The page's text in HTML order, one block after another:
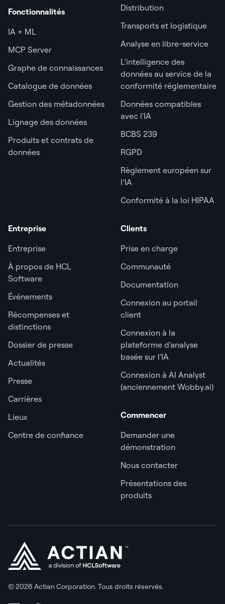
Fonctionnalités
IA + ML
MCP Server
Graphe de connaissances
Catalogue de données
Gestion des métadonnées
Lignage des données
Produits et contrats de
données
Distribution
Transports et logistique
Analyse en libre-service
L'intelligence des
données au service de la
conformité réglementaire
Données compatibles
avec l'IA
BCBS 239
RGPD
Règlement européen sur
l’IA
Conformité à la loi HIPAA
Entreprise
Entreprise
À propos de HCL
Software
Événements
Récompenses et
distinctions
Dossier de presse
Actualités
Presse
Carrières
Lieux
Centre de confiance
Clients
Prise en charge
Communauté
Documentation
Connexion au portail
client
Connexion à la
plateforme d'analyse
basée sur l'IA
Connexion à AI Analyst
(anciennement Wobby.ai)
Commencer
Demander une
démonstration
Nous contacter
Présentations des
produits
© 2026 Actian Corporation. Tous droits réservés.